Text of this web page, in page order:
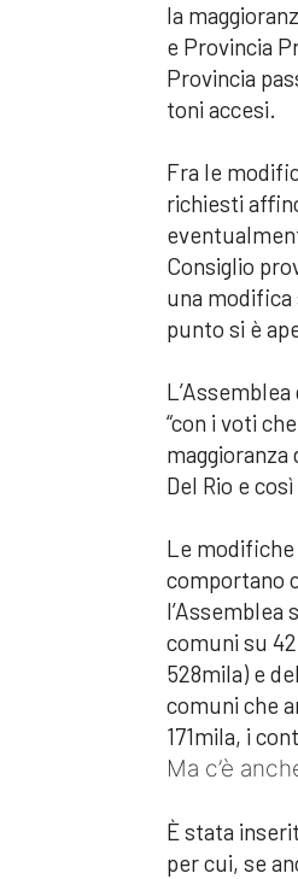
la
e Provincia
Provincia
toni accesi.
Fra le
richiesti
Consiglio
una
punto si è
“con i voti
Del Rio e
Le
comportano
l’Assemblea
comuni su
528mila) e
comuni che
171mila, i
Ma c’è
È stata
per cui, se